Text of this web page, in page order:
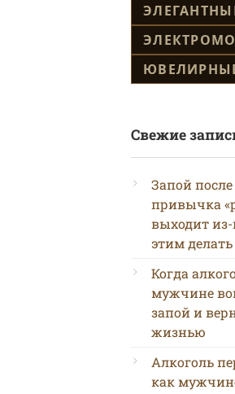
Свежие
Запой
привычка
выходит
этим делать
Когда
мужчине
запой и
жизнью
Алкоголь
как